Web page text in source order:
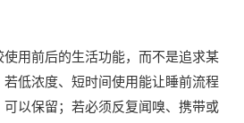
用前后的生活功能，而不是追求某
低浓度、短时间使用能让睡前流程
以保留；若必须反复闻嗅、携带或